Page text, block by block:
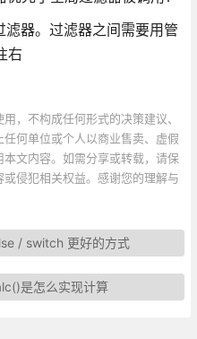
器。过滤器之间需要用管
右
，不构成任何形式的决策建议、
何单位或个人以商业售卖、虚假
文内容。如需分享或转载，请保
侵犯相关权益。感谢您的理解与
/ switch 更好的方式
是怎么实现计算